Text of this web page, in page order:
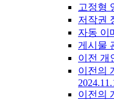
고정형
저작권
자동 이
게시물
이전 개
이전의
이전의